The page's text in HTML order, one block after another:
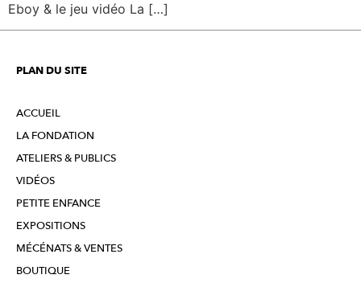
Eboy & le jeu vidéo La […]
PLAN DU SITE
ACCUEIL
LA FONDATION
ATELIERS & PUBLICS
VIDÉOS
PETITE ENFANCE
EXPOSITIONS
MÉCÉNATS & VENTES
BOUTIQUE